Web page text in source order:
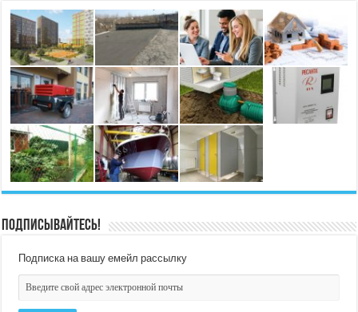
Подписывайтесь!
Подписка на вашу емейл рассылку